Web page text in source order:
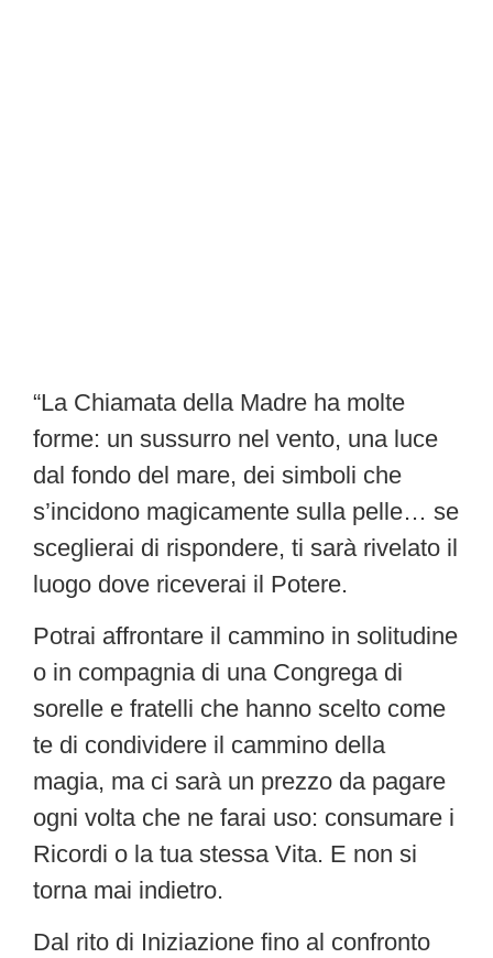
“La Chiamata della Madre ha molte
forme: un sussurro nel vento, una luce
dal fondo del mare, dei simboli che
s’incidono magicamente sulla pelle… se
sceglierai di rispondere, ti sarà rivelato il
luogo dove riceverai il Potere.
Potrai affrontare il cammino in solitudine
o in compagnia di una Congrega di
sorelle e fratelli che hanno scelto come
te di condividere il cammino della
magia, ma ci sarà un prezzo da pagare
ogni volta che ne farai uso: consumare i
Ricordi o la tua stessa Vita. E non si
torna mai indietro.
Dal rito di Iniziazione fino al confronto